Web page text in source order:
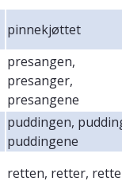
pinnekjøttet
presangen,
presanger,
presangene
puddingen,
puddingene
retten, retter,